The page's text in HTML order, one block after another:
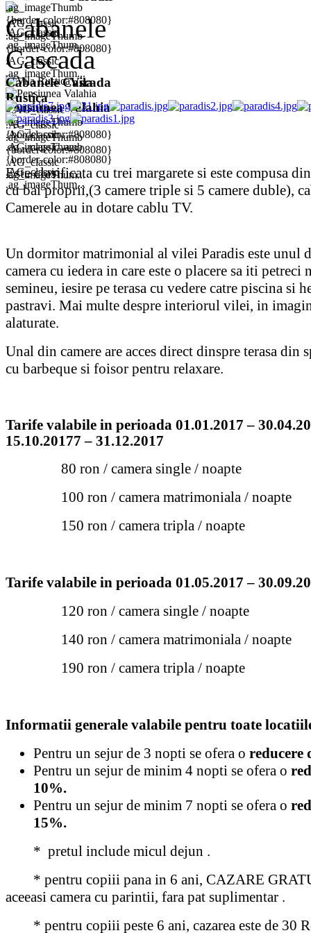
.ag_imageThumb
{border-color:#808080}
.AG_classic
.ag_imageThum...
.AG_classic
.ag_imageThumb
{border-color:#808080}
.AG_classic
.ag_imageThum...
Cabanele Cascada
.AG_classic
.ag_imageThumb
{border-color:#808080}
.AG_classic .a...
Vila
Rustica
.AG_classic
.ag_imageThumb
{border-color:#808080}
.AG_classic
.ag_imageThum...
Pensiunea Valahia
.AG_classic
.ag_imageThumb
{border-color:#808080}
.AG_classic
.ag_imageThum...
Este clasificata cu trei margarete si este compusa
cu bai proprii,(3 camere triple si 5 camere duble),
Camerele au in dotare cablu TV.
Un dormitor matrimonial al vilei Paradis este unul
camera cu iedera in care este o placere sa iti petreci
semineu, iesire pe terasa cu vedere catre piscina si
pastravi. Mai multe despre interiorul vilei, in
alaturate.
Unal din camere are acces direct dinspre terasa din
cu barbeque si foisor pentru relaxare.
Tarife valabile in perioada 01.01.2017 –
15.10.20177 – 31.12.2017
80 ron / camera single / noapte
100 ron / camera matrimoniala / noapte
150 ron / camera tripla / noapte
Tarife valabile in perioada 01.05.2017 –
120 ron / camera single / noapte
140 ron / camera matrimoniala / noapte
190 ron / camera tripla / noapte
Informatii generale valabile pentru toate
Pentru un sejur de 3 nopti se ofera o reducere
Pentru un sejur de minim 4 nopti se ofera o
10%.
Pentru un sejur de minim 7 nopti se ofera o
15%.
* pretul include micul dejun .
* pentru copiii pana in 6 ani, CAZARE
aceeasi camera cu parintii, fara pat suplimentar .
* pentru copiii peste 6 ani, cazarea este de 30